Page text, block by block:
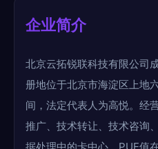
企业简介
北京云拓锐联科技有限公司
册地位于北京市海淀区上地
间，法定代表人为高悦。经
推广、技术转让、技术咨询